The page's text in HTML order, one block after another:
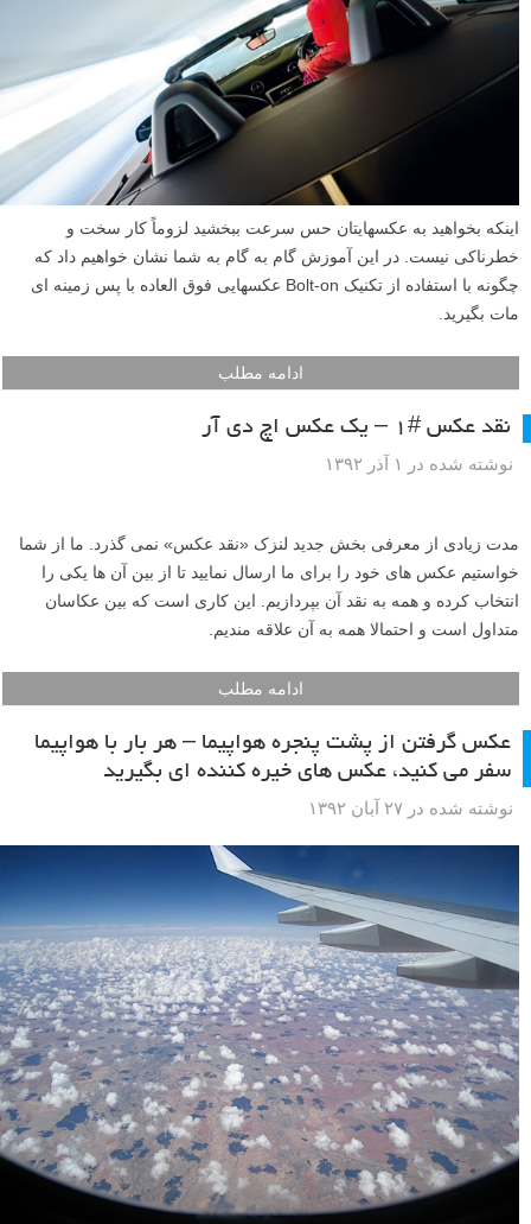
اینکه بخواهید به عکسهایتان حس سرعت ببخشید لزوماً کار سخت و
خطرناکی نیست. در این آموزش گام به گام به شما نشان خواهیم داد که
چگونه با استفاده از تکنیک Bolt-on عکسهایی فوق العاده با پس زمینه ای
مات بگیرید.
ادامه مطلب
نقد عکس #۱ – یک عکس اچ دی آر
نوشته شده در ۱ آذر ۱۳۹۲
مدت زیادی از معرفی بخش جدید لنزک «نقد عکس» نمی گذرد. ما از شما
خواستیم عکس های خود را برای ما ارسال نمایید تا از بین آن ها یکی را
انتخاب کرده و همه به نقد آن بپردازیم. این کاری است که بین عکاسان
متداول است و احتمالا همه به آن علاقه مندیم.
ادامه مطلب
عکس گرفتن از پشت پنجره هواپیما – هر بار با هواپیما
سفر می کنید، عکس های خیره کننده ای بگیرید
نوشته شده در ۲۷ آبان ۱۳۹۲